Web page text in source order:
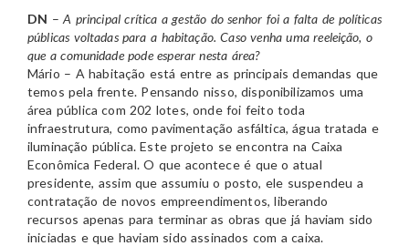
DN –A principal crítica a gestão do senhor foi a falta de políticas
públicas voltadas para a habitação. Caso venha uma reeleição, o
que a comunidade pode esperar nesta área?
Mário – A habitação está entre as principais demandas que
temos pela frente. Pensando nisso, disponibilizamos uma
área pública com 202 lotes, onde foi feito toda
infraestrutura, como pavimentação asfáltica, água tratada e
iluminação pública. Este projeto se encontra na Caixa
Econômica Federal. O que acontece é que o atual
presidente, assim que assumiu o posto, ele suspendeu a
contratação de novos empreendimentos, liberando
recursos apenas para terminar as obras que já haviam sido
iniciadas e que haviam sido assinados com a caixa.